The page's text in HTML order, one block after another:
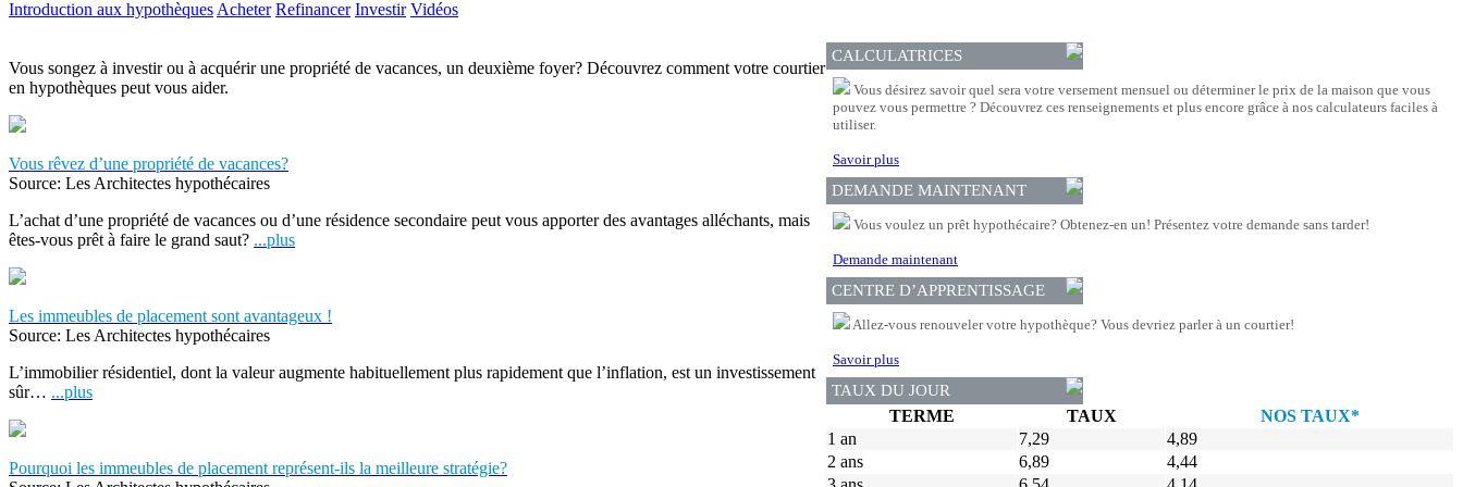
Introduction aux hypothèques Acheter Refinancer Investir Vidéos
Vous songez à investir ou à acquérir une propriété de vacances, un deuxième foyer? Découvrez comment votre courtier
en hypothèques peut vous aider.
Vous rêvez d’une propriété de vacances?
Source: Les Architectes hypothécaires
L’achat d’une propriété de vacances ou d’une résidence secondaire peut vous apporter des avantages alléchants, mais
êtes-vous prêt à faire le grand saut? ...plus
Les immeubles de placement sont avantageux !
Source: Les Architectes hypothécaires
L’immobilier résidentiel, dont la valeur augmente habituellement plus rapidement que l’inflation, est un investissement
sûr… ...plus
Pourquoi les immeubles de placement représent-ils la meilleure stratégie?
CALCULATRICES
Vous désirez savoir quel sera votre versement mensuel ou déterminer le prix de la maison que vous
pouvez vous permettre ? Découvrez ces renseignements et plus encore grâce à nos calculateurs faciles à
utiliser.
Savoir plus
DEMANDE MAINTENANT
Vous voulez un prêt hypothécaire? Obtenez-en un! Présentez votre demande sans tarder!
Demande maintenant
CENTRE D’APPRENTISSAGE
Allez-vous renouveler votre hypothèque? Vous devriez parler à un courtier!
Savoir plus
TAUX DU JOUR
TERME TAUX
NOS TAUX*
1 an
7,29
4,89
2 ans
6,89
4,44